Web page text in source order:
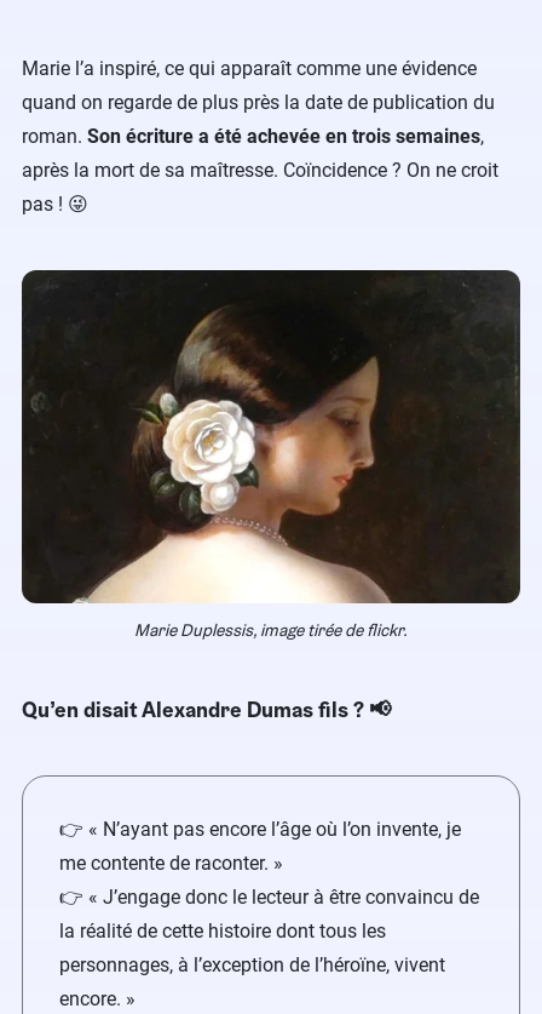
​Marie l’a inspiré, ce qui apparaît comme une évidence
quand on regarde de plus près la date de publication du
roman. Son écriture a été achevée en trois semaines,
après la mort de sa maîtresse. Coïncidence ? On ne croit
pas !​ 😜
Marie Duplessis, image tirée de flickr.
Qu’en disait Alexandre Dumas fils ?​ 📢
👉 « N’ayant pas encore l’âge où l’on invente, je
me contente de raconter. »
👉 « J’engage donc le lecteur à être convaincu de
la réalité de cette histoire dont tous les
personnages, à l’exception de l’héroïne, vivent
encore. »